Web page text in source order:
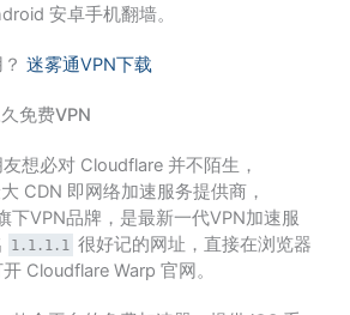
安卓手机翻墙。
迷雾通VPN下载
免费VPN
想必对 Cloudflare 并不陌生，
CDN 即网络加速服务提供商，
下VPN品牌，是最新一代VPN加速服
1.1.1.1 很好记的网址，直接在浏览器
Cloudflare Warp 官网。